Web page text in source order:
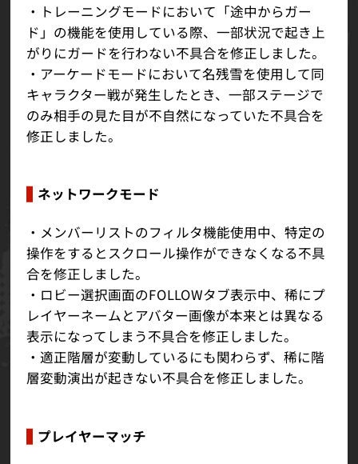
・トレーニングモードにおいて「途中からガー
ド」の機能を使用している際、一部状況で起き上
がりにガードを行わない不具合を修正しました。
・アーケードモードにおいて名残雪を使用して同
キャラクター戦が発生したとき、一部ステージで
のみ相手の見た目が不自然になっていた不具合を
修正しました。
ネットワークモード
・メンバーリストのフィルタ機能使用中、特定の
操作をするとスクロール操作ができなくなる不具
合を修正しました。
・ロビー選択画面のFOLLOWタブ表示中、稀にプ
レイヤーネームとアバター画像が本来とは異なる
表示になってしまう不具合を修正しました。
・適正階層が変動しているにも関わらず、稀に階
層変動演出が起きない不具合を修正しました。
プレイヤーマッチ